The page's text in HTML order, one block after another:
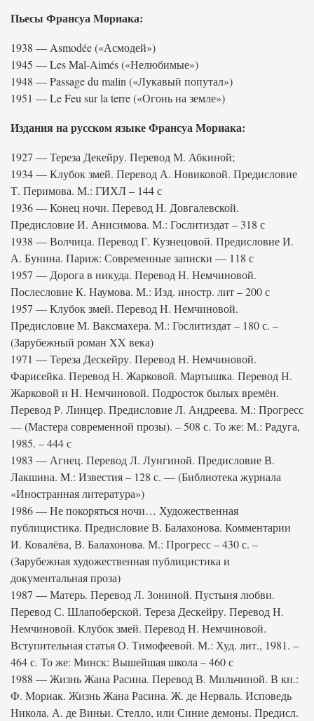
Пьесы Франсуа Мориака:
1938 — Asmodée («Асмодей»)
1945 — Les Mal-Aimés («Нелюбимые»)
1948 — Passage du malin («Лукавый попутал»)
1951 — Le Feu sur la terre («Огонь на земле»)
Издания на русском языке Франсуа Мориака:
1927 — Тереза Декейру. Перевод М. Абкиной;
1934 — Клубок змей. Перевод А. Новиковой. Предисловие
Т. Перимова. М.: ГИХЛ – 144 с
1936 — Конец ночи. Перевод Н. Довгалевской.
Предисловие И. Анисимова. М.: Гослитиздат – 318 с
1938 — Волчица. Перевод Г. Кузнецовой. Предисловие И.
А. Бунина. Париж: Современные записки — 118 с
1957 — Дорога в никуда. Перевод Н. Немчиновой.
Послесловие К. Наумова. М.: Изд. иностр. лит – 200 с
1957 — Клубок змей. Перевод Н. Немчиновой.
Предисловие М. Ваксмахера. М.: Гослитиздат – 180 с. –
(Зарубежный роман XX века)
1971 — Тереза Дескейру. Перевод Н. Немчиновой.
Фарисейка. Перевод Н. Жарковой. Мартышка. Перевод Н.
Жарковой и Н. Немчиновой. Подросток былых времён.
Перевод Р. Линцер. Предисловие Л. Андреева. М.: Прогресс
— (Мастера современной прозы). – 508 с. То же: М.: Радуга,
1985. – 444 с
1983 — Агнец. Перевод Л. Лунгиной. Предисловие В.
Лакшина. М.: Известия – 128 с. — (Библиотека журнала
«Иностранная литература»)
1986 — Не покоряться ночи… Художественная
публицистика. Предисловие В. Балахонова. Комментарии
И. Ковалёва, В. Балахонова. М.: Прогресс – 430 с. –
(Зарубежная художественная публицистика и
документальная проза)
1987 — Матерь. Перевод Л. Зониной. Пустыня любви.
Перевод С. Шлапоберской. Тереза Дескейру. Перевод Н.
Немчиновой. Клубок змей. Перевод Н. Немчиновой.
Вступительная статья О. Тимофеевой. М.: Худ. лит., 1981. –
464 с. То же: Минск: Вышейшая школа – 460 с
1988 — Жизнь Жана Расина. Перевод В. Мильчиной. В кн.:
Ф. Мориак. Жизнь Жана Расина. Ж. де Нерваль. Исповедь
Никола. А. де Виньи. Стелло, или Синие демоны. Предисл.